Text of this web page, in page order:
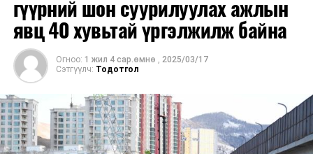
гүүрний шон суурилуулах ажлын
явц 40 хувьтай үргэлжилж байна
Огноо: 1 жил 4 сар.өмнө , 2025/03/17
Сэтгүүлч: Тодотгол